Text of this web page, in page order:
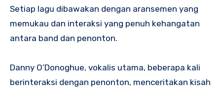
Setiap lagu dibawakan dengan aransemen yang
memukau dan interaksi yang penuh kehangatan
antara band dan penonton.
Danny O’Donoghue, vokalis utama, beberapa kali
berinteraksi dengan penonton, menceritakan kisah